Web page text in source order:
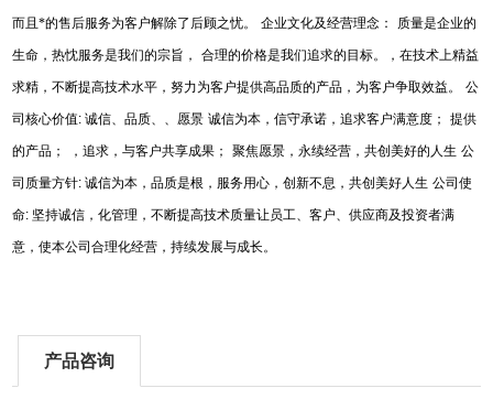
而且*的售后服务为客户解除了后顾之忧。 企业文化及经营理念： 质量是企业的
生命，热忱服务是我们的宗旨， 合理的价格是我们追求的目标。，在技术上精益
求精，不断提高技术水平，努力为客户提供高品质的产品，为客户争取效益。 公
司核心价值:诚信、品质、、愿景 诚信为本，信守承诺，追求客户满意度； 提供
的产品； ，追求，与客户共享成果； 聚焦愿景，永续经营，共创美好的人生 公
司质量方针:诚信为本，品质是根，服务用心，创新不息，共创美好人生 公司使
命: 坚持诚信，化管理，不断提高技术质量让员工、客户、供应商及投资者满
意，使本公司合理化经营，持续发展与成长。
产品咨询